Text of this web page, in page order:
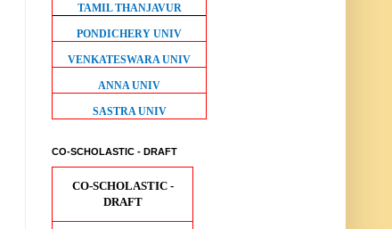
TAMIL THANJAVUR
PONDICHERY UNIV
VENKATESWARA UNIV
ANNA UNIV
SASTRA UNIV
CO-SCHOLASTIC - DRAFT
CO-SCHOLASTIC -
DRAFT